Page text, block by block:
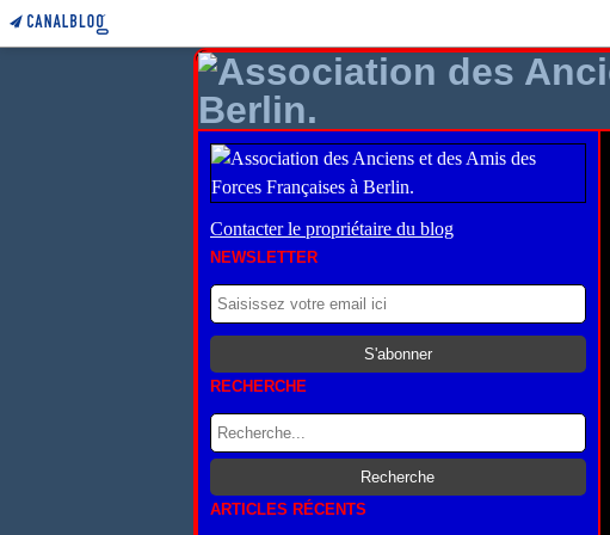
Contacter le propriétaire du blog
NEWSLETTER
RECHERCHE
ARTICLES RÉCENTS